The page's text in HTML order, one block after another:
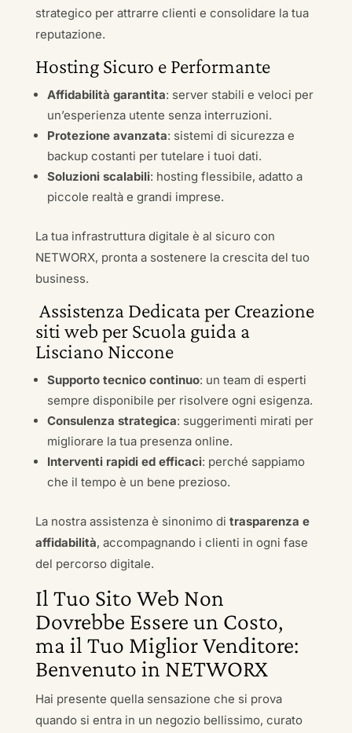
strategico per attrarre clienti e consolidare la tua
reputazione.
Hosting Sicuro e Performante
Affidabilità garantita: server stabili e veloci per
un’esperienza utente senza interruzioni.
Protezione avanzata: sistemi di sicurezza e
backup costanti per tutelare i tuoi dati.
Soluzioni scalabili: hosting flessibile, adatto a
piccole realtà e grandi imprese.
La tua infrastruttura digitale è al sicuro con
NETWORX, pronta a sostenere la crescita del tuo
business.
Assistenza Dedicata per Creazione
siti web per Scuola guida a
Lisciano Niccone
Supporto tecnico continuo: un team di esperti
sempre disponibile per risolvere ogni esigenza.
Consulenza strategica: suggerimenti mirati per
migliorare la tua presenza online.
Interventi rapidi ed efficaci: perché sappiamo
che il tempo è un bene prezioso.
La nostra assistenza è sinonimo di trasparenza e
affidabilità, accompagnando i clienti in ogni fase
del percorso digitale.
Il Tuo Sito Web Non
Dovrebbe Essere un Costo,
ma il Tuo Miglior Venditore:
Benvenuto in NETWORX
Hai presente quella sensazione che si prova
quando si entra in un negozio bellissimo, curato